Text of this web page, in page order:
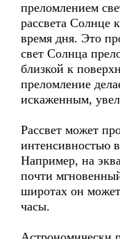
преломлением
рассвета Солнце
время дня. Это
свет Солнца
близкой к
преломление
искаженным,
Рассвет может
интенсивностью
Например, на
почти
широтах он может
часы.